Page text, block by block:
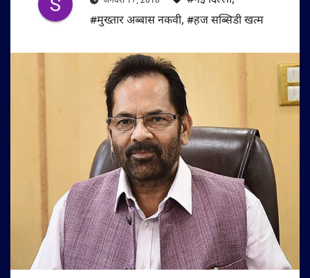
#मुख्तार अब्बास नकवी, #हज सब्सिडी खत्म